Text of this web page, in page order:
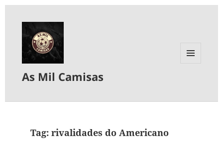
As Mil Camisas
Tag:rivalidades do Americano